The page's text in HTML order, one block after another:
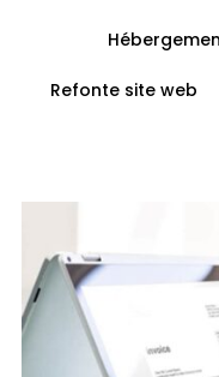
Refonte site web